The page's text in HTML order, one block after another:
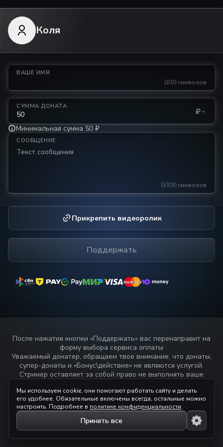
Коля
ВАШЕ ИМЯ
0/30 символов
СУММА ДОНАТА ₽
Минимальная сумма 50 ₽
СООБЩЕНИЕ
0/300 символов
Прикрепить видеоролик
Поддержать
MasterCard
MasterCard
После нажатия кнопки «Поддержать» вас перенаправит на
форму выбора сервиса оплаты
Уважаемый донатер, обращаем твое внимание, что донаты,
супер-донаты и «Бонус\действие» не являются услугой.
Стример оставляет за собой право не выполнять ваше
данный сервис.
Прочитайправила стримера!
© 2023 — 2026 ihaqdonate.com
Мы используем cookie, они помогают работать сайту и делать
его удобнее. Обязательные включены всегда, остальные можно
настроить. Подробнее в политике конфиденциальности.
Принять все